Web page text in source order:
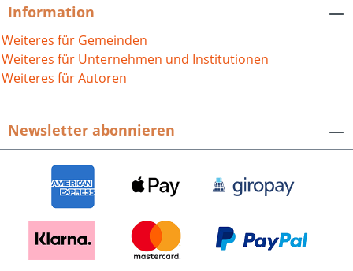
Grafiken. Die Pfalz. Geographie vor Ort,
hrsg. von Michael
Geiger.Veröffentlichtungen der
Pfälzischen Gesellschaft zur Förderung
Sonderveröffentlichung Nr. 21.
Geographie der Pfalz, Bd. 2.384 S. mit
farbigen 750 Abb., 107 Karten und
Grafiken, fester Einband. ISBN 978-3-
89735-478-4. EUR 34,80
Information
Weiteres für Gemeinden
Weiteres für Unternehmen und Institutionen
Weiteres für Autoren
Newsletter abonnieren